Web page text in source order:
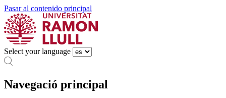
Pasar al contenido principal
Select your language
Navegació principal